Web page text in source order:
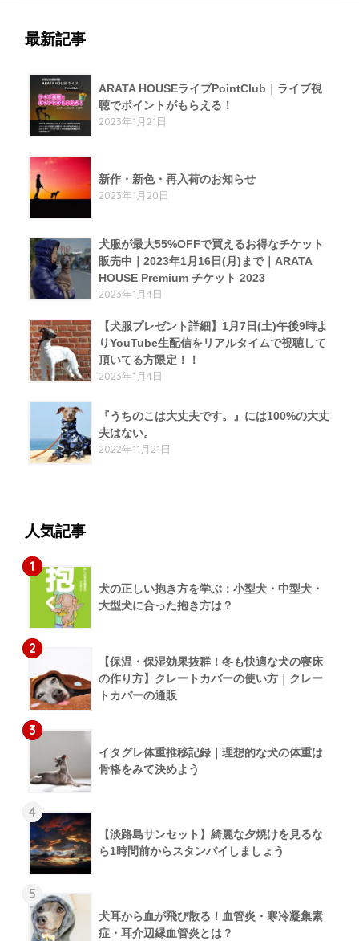
最新記事
ARATA HOUSEライブPointClub｜ライブ視
聴でポイントがもらえる！
2023年1月21日
新作・新色・再入荷のお知らせ
2023年1月20日
犬服が最大55%OFFで買えるお得なチケット
販売中｜2023年1月16日(月)まで｜ARATA
HOUSE Premium チケット 2023
2023年1月4日
【犬服プレゼント詳細】1月7日(土)午後9時よ
りYouTube生配信をリアルタイムで視聴して
頂いてる方限定！！
2023年1月4日
『うちのこは大丈夫です。』には100%の大丈
夫はない。
2022年11月21日
人気記事
1
犬の正しい抱き方を学ぶ：小型犬・中型犬・
大型犬に合った抱き方は？
2
【保温・保湿効果抜群！冬も快適な犬の寝床
の作り方】クレートカバーの使い方｜クレー
トカバーの通販
3
イタグレ体重推移記録｜理想的な犬の体重は
骨格をみて決めよう
4
【淡路島サンセット】綺麗な夕焼けを見るな
ら1時間前からスタンバイしましょう
5
犬耳から血が飛び散る！血管炎・寒冷凝集素
症・耳介辺縁血管炎とは？